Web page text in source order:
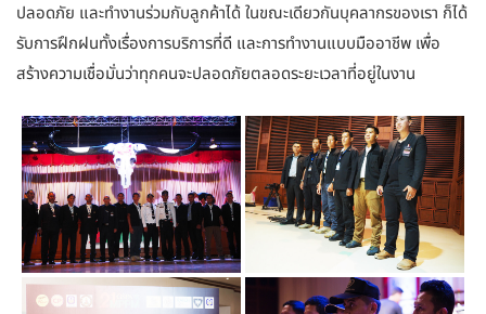
ปลอดภัย และทำงานร่วมกับลูกค้าได้ ในขณะเดียวกันบุคลากรของเรา ก็ได้
รับการฝึกฝนทั้งเรื่องการบริการที่ดี และการทำงานแบบมืออาชีพ เพื่อ
สร้างความเชื่อมั่นว่าทุกคนจะปลอดภัยตลอดระยะเวลาที่อยู่ในงาน